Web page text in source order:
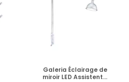
EN STOCK
Galeria Éclairage de
miroir LED Assistent...